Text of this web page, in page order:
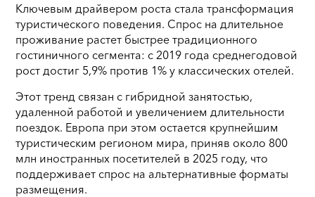
Ключевым драйвером роста стала трансформация
туристического поведения. Спрос на длительное
проживание растет быстрее традиционного
гостиничного сегмента: с 2019 года среднегодовой
рост достиг 5,9% против 1% у классических отелей.
Этот тренд связан с гибридной занятостью,
удаленной работой и увеличением длительности
поездок. Европа при этом остается крупнейшим
туристическим регионом мира, приняв около 800
млн иностранных посетителей в 2025 году, что
поддерживает спрос на альтернативные форматы
размещения.